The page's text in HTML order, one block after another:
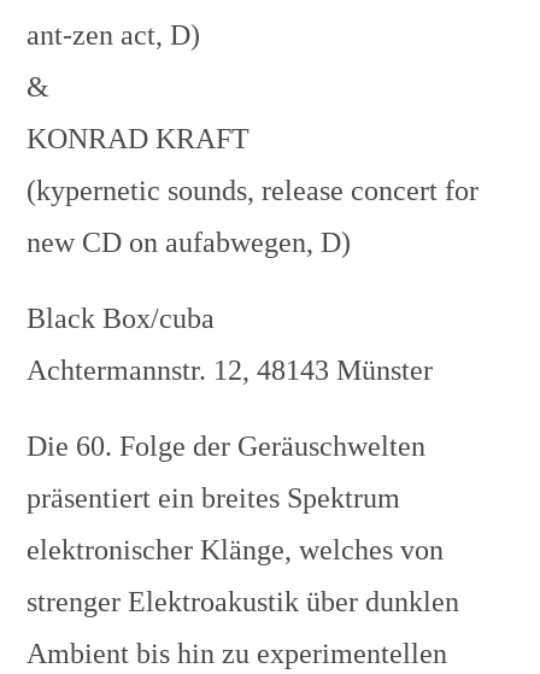
ant-zen act, D)
&
KONRAD KRAFT
(kypernetic sounds, release concert for
new CD on aufabwegen, D)
Black Box/cuba
Achtermannstr. 12, 48143 Münster
Die 60. Folge der Geräuschwelten
präsentiert ein breites Spektrum
elektronischer Klänge, welches von
strenger Elektroakustik über dunklen
Ambient bis hin zu experimentellen